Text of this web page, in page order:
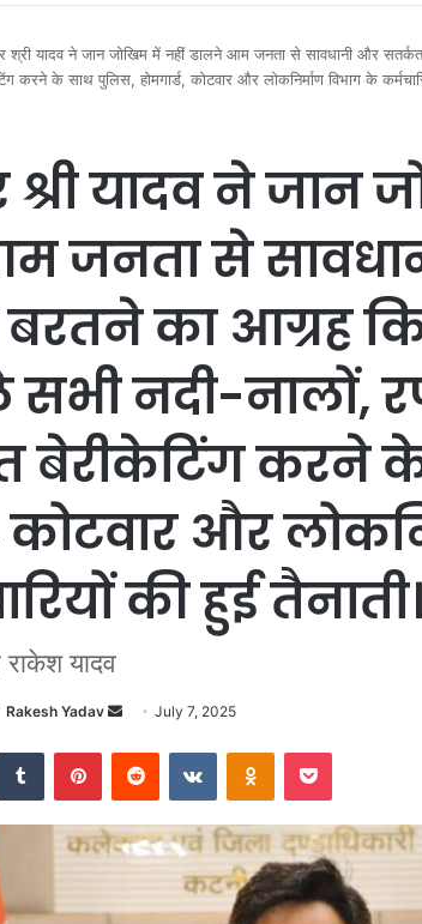
श्री यादव ने जान जोखिम में नहीं डालने आम जनता से सावधानी और
करने के साथ पुलिस, होमगार्ड, कोटवार और लोकनिर्माण विभाग के
यादव ने जान
जनता से
बरतने का आग्रह
सभी नदी-नालों,
बेरीकेटिंग करने
कोटवार और
की हुई तैनाती।
यादव
Rakesh Yadav
n
d
a
n
m
July 7, 2025